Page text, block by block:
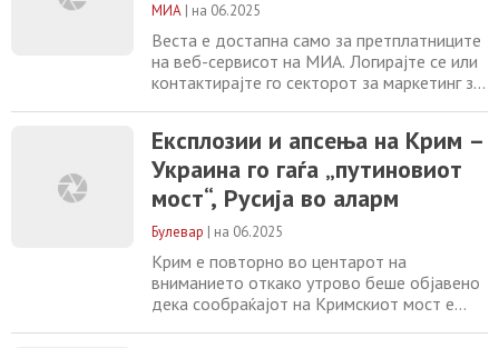
Атлантикот и стигнал до Европа. Првиот
облак на голема надморска
МИА | на 06.2025
Веста е достапна само за претплатниците
на веб-сервисот на МИА. Логирајте се или
контактирајте го секторот за маркетинг за
претседателка на Европската федерација
на новинари За туристите во Албанија
ставени во функција 36 летни здравствени
амбуланти Шпанија ја откажа набавката
на
Експлозии и апсења на Крим –
Украина го гаѓа „путиновиот
мост“, Русија во аларм
Булевар | на 06.2025
Крим е повторно во центарот на
вниманието откако утрово беше објавено
дека сообраќајот на Кримскиот мост е